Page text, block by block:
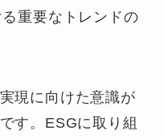
重要なトレンドの
現に向けた意識が
す。ESGに取り組